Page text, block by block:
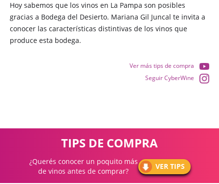
Hoy sabemos que los vinos en La Pampa son posibles
gracias a Bodega del Desierto. Mariana Gil Juncal te invita a
conocer las características distintivas de los vinos que
produce esta bodega.
Ver más tips de compra
Seguir CyberWine
TIPS DE COMPRA
¿Querés conocer un poquito más
de vinos antes de comprar?
VER TIPS